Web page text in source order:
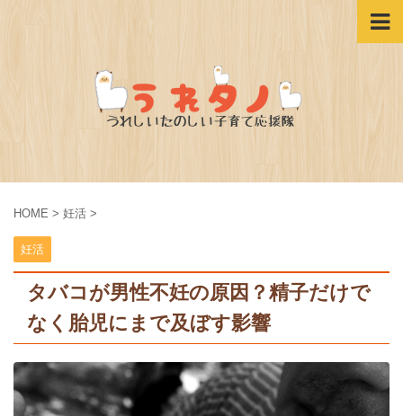
HOME > 妊活 >
妊活
タバコが男性不妊の原因？精子だけで
なく胎児にまで及ぼす影響